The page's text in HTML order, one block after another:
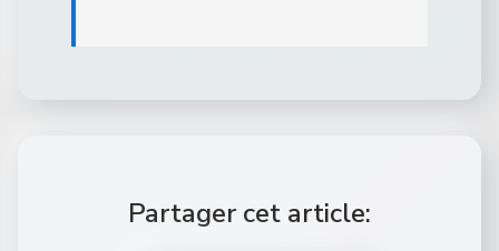
Partager cet article: